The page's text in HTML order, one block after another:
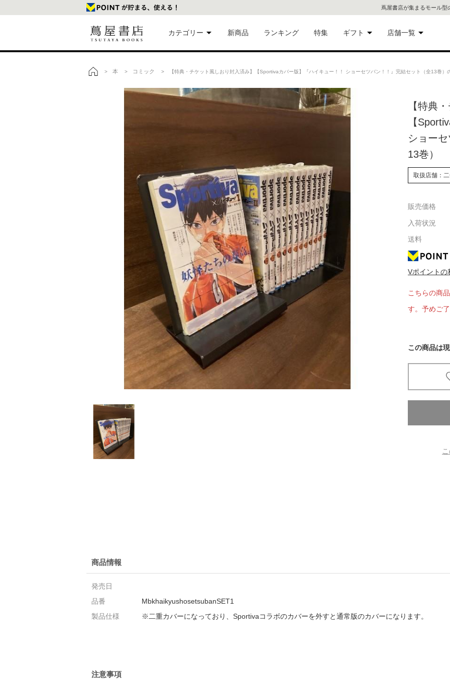
蔦屋書店が集まるモール型
カテゴリー
美術品
本
文具
雑貨
家電
食品
新商品 ランキング 特集 ギフト
ギフトにおすすめ
eギフト
店舗一覧
代官
屋書
書店
書店
京都
梅田
書店
枚方
> 本 > コミック > 【特典・チケット風しおり封入済み】【Sportivaカバー版】『ハイキュー！！ ショーセツバン！！』完結セット（全13巻）
【特典
【
ショー
13巻）
取扱店舗：
販売価格
入荷状況
送料
Vポイントの
こちらの商
す。予めご
この商品は
商品情報
発売日
品番
MbkhaikyushosetsubanSET1
製品仕様
※二重カバーになっており、Sportivaコラボのカバーを外すと通常版のカバーになります。
注意事項